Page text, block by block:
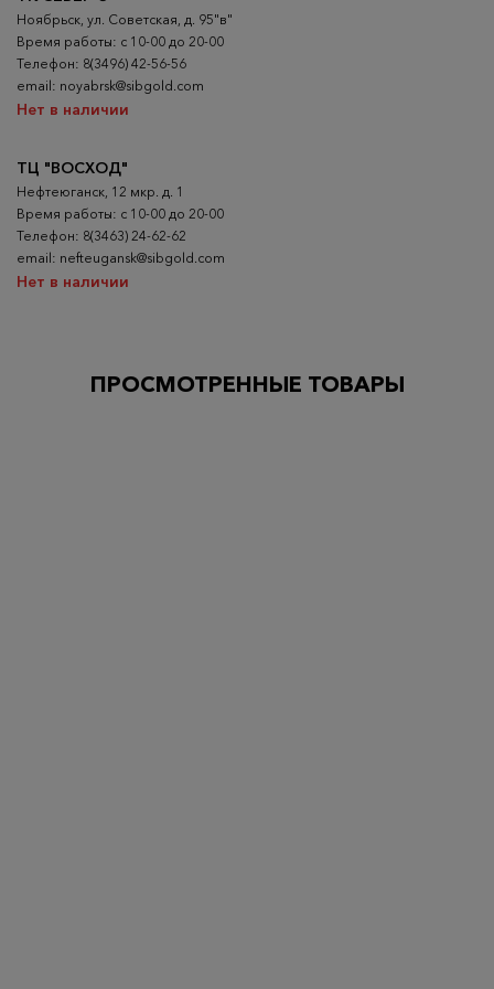
Ноябрьск, ул. Советская, д. 95"в"
Время работы: с 10-00 до 20-00
Телефон: 8(3496) 42-56-56
email: noyabrsk@sibgold.com
Нет в наличии
ТЦ "ВОСХОД"
Нефтеюганск, 12 мкр. д. 1
Время работы: с 10-00 до 20-00
Телефон: 8(3463) 24-62-62
email: nefteugansk@sibgold.com
Нет в наличии
ПРОСМОТРЕННЫЕ ТОВАРЫ